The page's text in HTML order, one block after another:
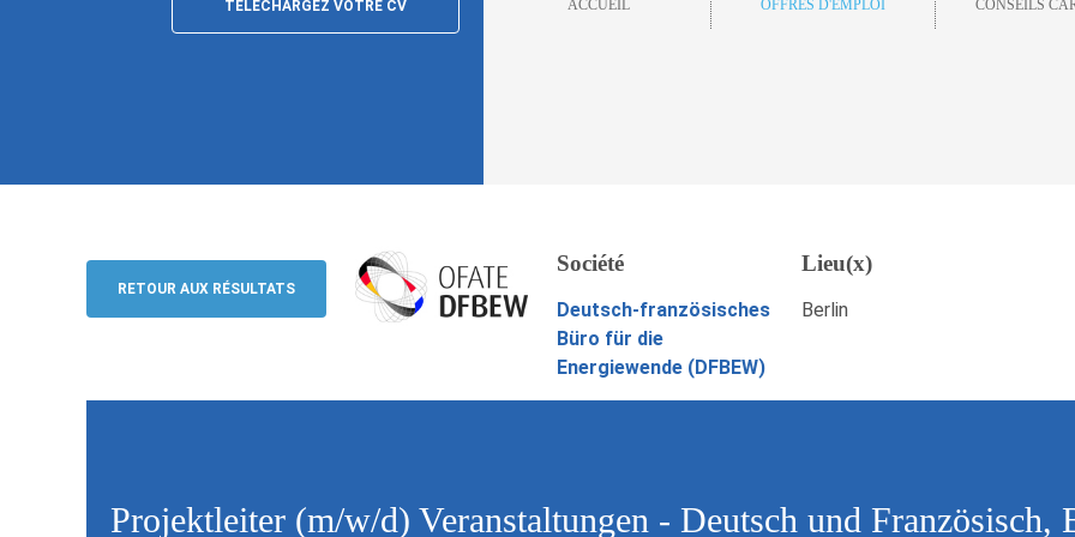
TÉLÉCHARGEZ VOTRE CV ACCUEIL OFFRES D'EMPLOI CONSEILS
Projektleiter (m/w/d) Veranstaltungen - Deutsch und
Französisch, Berlin
Deutsch-französisches Büro für die Energiewende (DFBEW)
POSTULEZ MAINTENANT
RETOUR AUX RÉSULTATS
Société
Deutsch-französisches
Büro für die
Energiewende (DFBEW)
Lieu(x)
Berlin
Projektleiter (m/w/d) Veranstaltungen - Deutsch und Französisch,